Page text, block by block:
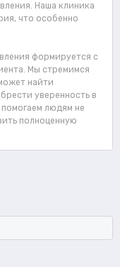
Наша клиника
что особенно
формируется с
Мы стремимся
найти
уверенность в
людям не
полноценную